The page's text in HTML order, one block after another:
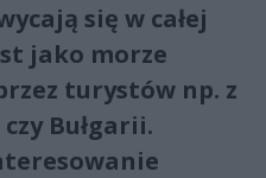
się w całej
jako morze
turystów np. z
Bułgarii.